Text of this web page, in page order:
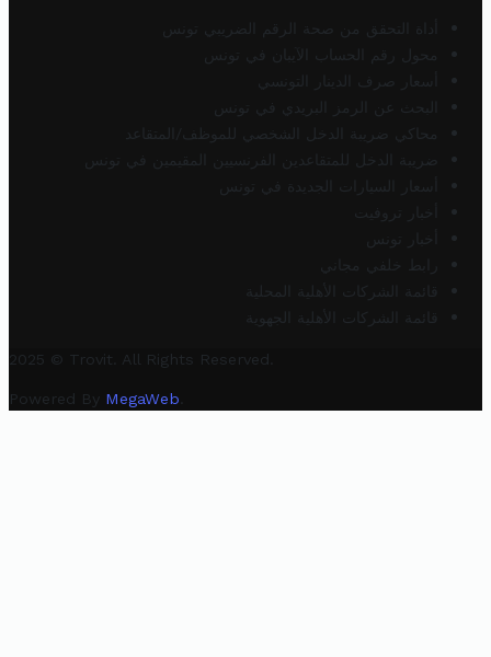
أداة التحقق من صحة الرقم الضريبي تونس
محول رقم الحساب الآيبان في تونس
أسعار صرف الدينار التونسي
البحث عن الرمز البريدي في تونس
محاكي ضريبة الدخل الشخصي للموظف/المتقاعد
ضريبة الدخل للمتقاعدين الفرنسيين المقيمين في تونس
أسعار السيارات الجديدة في تونس
أخبار تروفيت
أخبار تونس
رابط خلفي مجاني
قائمة الشركات الأهلية المحلية
قائمة الشركات الأهلية الجهوية
2025 © Trovit. All Rights Reserved.
Powered By MegaWeb